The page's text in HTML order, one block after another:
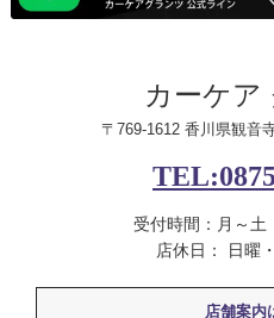
カーケア
〒769-1612 香川県観音
受付時間：月～
店休日： 日曜
店舗案内